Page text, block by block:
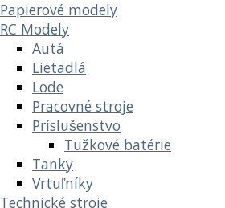
Papierové modely
RC Modely
Autá
Lietadlá
Lode
Pracovné stroje
Príslušenstvo
Tužkové batérie
Tanky
Vrtuľníky
Technické stroje